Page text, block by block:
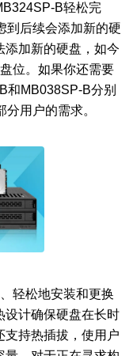
B轻松完
到后续会添加新的硬
添加新的硬盘，如今
位。如果你还需要
和MB038SP-B分别
用户的需求。
轻松地安装和更换
设计确保硬盘在长时
支持热插拔，使用户